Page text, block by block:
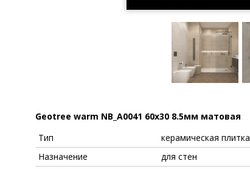
Geotree warm NB_A0041 60x30 8.5мм матовая
Тип
керамическая плитка
Назначение
для стен